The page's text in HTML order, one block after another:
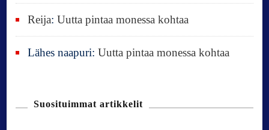
Reija:Uutta pintaa monessa kohtaa
Lähes naapuri:Uutta pintaa monessa kohtaa
Suosituimmat artikkelit